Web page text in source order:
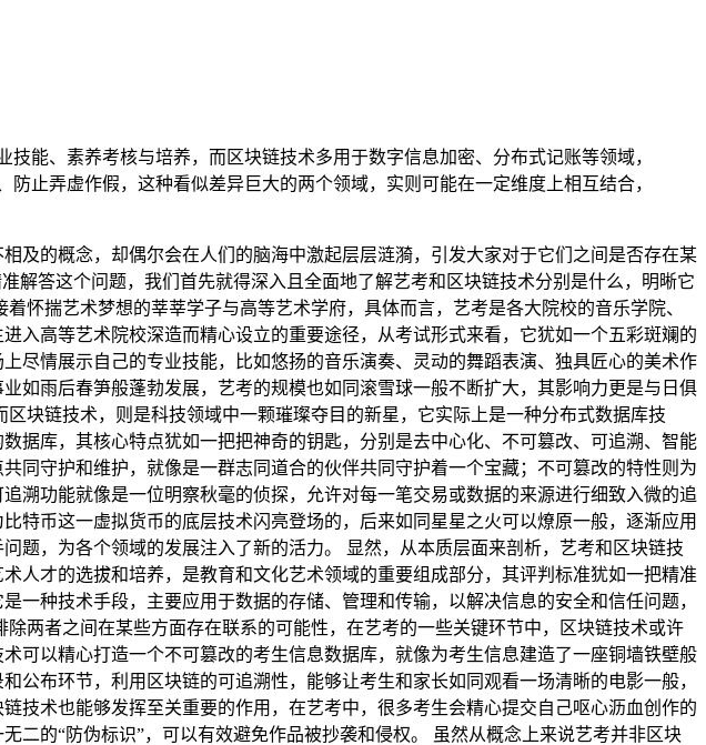
能、素养考核与培养，而区块链技术多用于数字信息加密、分布式记账等领域，
止弄虚作假，这种看似差异巨大的两个领域，实则可能在一定维度上相互结合，
及的概念，却偶尔会在人们的脑海中激起层层涟漪，引发大家对于它们之间是否存在某
解答这个问题，我们首先就得深入且全面地了解艺考和区块链技术分别是什么，明晰它
怀揣艺术梦想的莘莘学子与高等艺术学府，具体而言，艺考是各大院校的音乐学院、
入高等艺术院校深造而精心设立的重要途径，从考试形式来看，它犹如一个五彩斑斓的
尽情展示自己的专业技能，比如悠扬的音乐演奏、灵动的舞蹈表演、独具匠心的美术作
如雨后春笋般蓬勃发展，艺考的规模也如同滚雪球一般不断扩大，其影响力更是与日俱
块链技术，则是科技领域中一颗璀璨夺目的新星，它实际上是一种分布式数据库技
据库，其核心特点犹如一把把神奇的钥匙，分别是去中心化、不可篡改、可追溯、智能
同守护和维护，就像是一群志同道合的伙伴共同守护着一个宝藏；不可篡改的特性则为
溯功能就像是一位明察秋毫的侦探，允许对每一笔交易或数据的来源进行细致入微的追
特币这一虚拟货币的底层技术闪亮登场的，后来如同星星之火可以燎原一般，逐渐应用
题，为各个领域的发展注入了新的活力。 显然，从本质层面来剖析，艺考和区块链技
人才的选拔和培养，是教育和文化艺术领域的重要组成部分，其评判标准犹如一把精准
种技术手段，主要应用于数据的存储、管理和传输，以解决信息的安全和信任问题，
两者之间在某些方面存在联系的可能性，在艺考的一些关键环节中，区块链技术或许
可以精心打造一个不可篡改的考生信息数据库，就像为考生信息建造了一座铜墙铁壁般
布环节，利用区块链的可追溯性，能够让考生和家长如同观看一场清晰的电影一般，
技术也能够发挥至关重要的作用，在艺考中，很多考生会精心提交自己呕心沥血创作的
二的“防伪标识”，可以有效避免作品被抄袭和侵权。 虽然从概念上来说艺考并非区块